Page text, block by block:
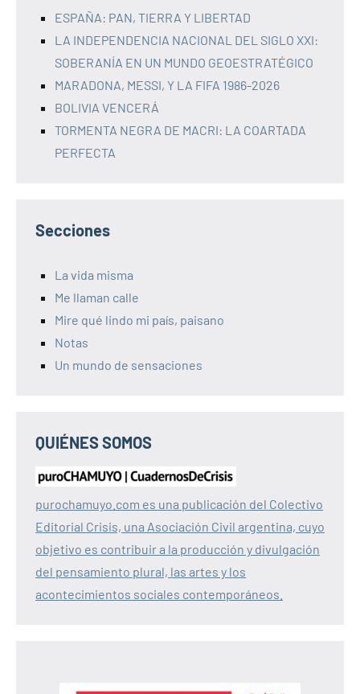
ESPAÑA: PAN, TIERRA Y LIBERTAD
LA INDEPENDENCIA NACIONAL DEL SIGLO XXI:
SOBERANÍA EN UN MUNDO GEOESTRATÉGICO
MARADONA, MESSI, Y LA FIFA 1986-2026
BOLIVIA VENCERÁ
TORMENTA NEGRA DE MACRI: LA COARTADA
PERFECTA
Secciones
La vida misma
Me llaman calle
Mire qué lindo mi país, paisano
Notas
Un mundo de sensaciones
QUIÉNES SOMOS
purochamuyo.com es una publicación del Colectivo
Editorial Crisis, una Asociación Civil argentina, cuyo
objetivo es contribuir a la producción y divulgación
del pensamiento plural, las artes y los
acontecimientos sociales contemporáneos.